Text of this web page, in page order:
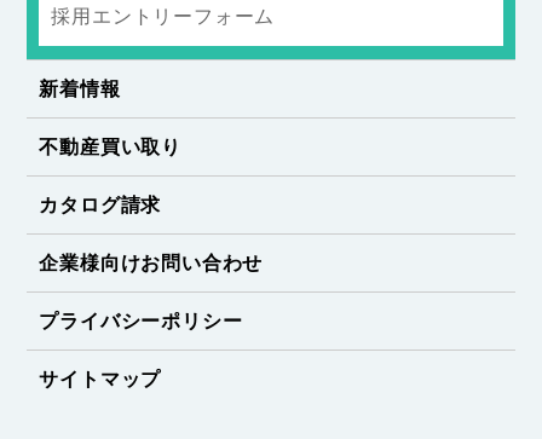
採用エントリーフォーム
新着情報
不動産買い取り
カタログ請求
企業様向けお問い合わせ
プライバシーポリシー
サイトマップ